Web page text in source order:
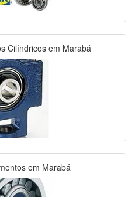
Cilíndricos em Marabá
em Marabá